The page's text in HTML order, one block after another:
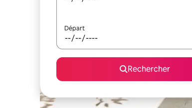
Départ
Rechercher